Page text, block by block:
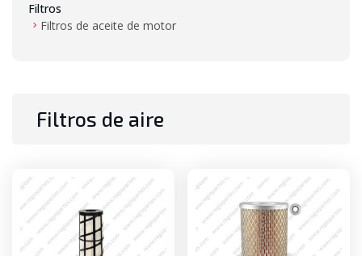
Filtros
Filtros de aceite de motor
Filtros de transmisión
Mástil
Baleros de mástil
Bujes
Cadenas de mástil
Filtros de aire